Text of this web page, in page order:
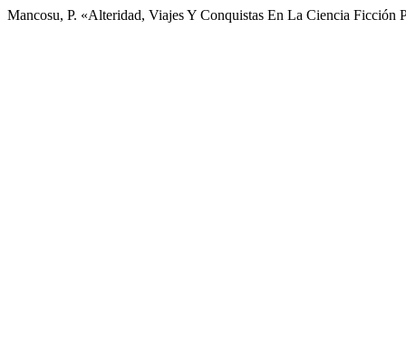
Mancosu, P. «Alteridad, Viajes Y Conquistas En La Ciencia Ficción